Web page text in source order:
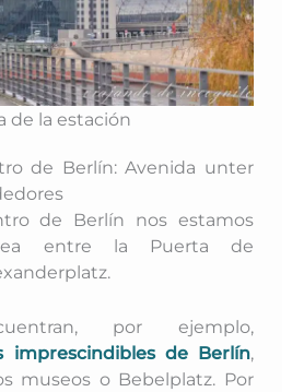
de la estación
de Berlín: Avenida unter
de Berlín nos estamos
entre la Puerta de
por ejemplo,
imprescindibles de Berlín,
museos o Bebelplatz. Por